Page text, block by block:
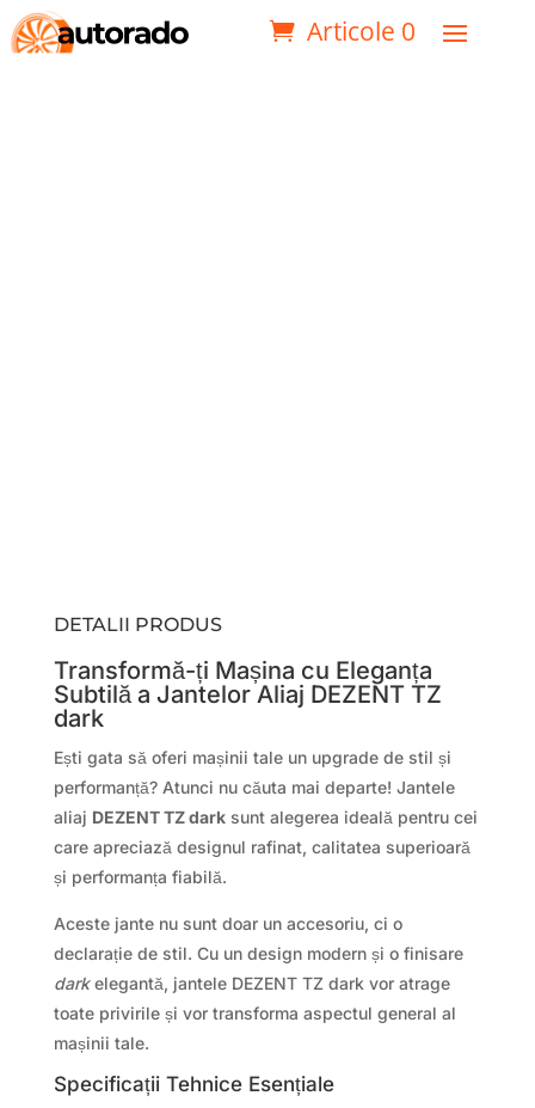
Articole 0
DETALII PRODUS
Transformă-ți Mașina cu Eleganța
Subtilă a Jantelor Aliaj DEZENT TZ
dark
Ești gata să oferi mașinii tale un upgrade de stil și
performanță? Atunci nu căuta mai departe! Jantele
aliaj DEZENT TZ darksunt alegerea ideală pentru cei
care apreciază designul rafinat, calitatea superioară
și performanța fiabilă.
Aceste jante nu sunt doar un accesoriu, ci o
declarație de stil. Cu un design modern și o finisare
darkelegantă, jantele DEZENT TZ dark vor atrage
toate privirile și vor transforma aspectul general al
mașinii tale.
Specificații Tehnice Esențiale